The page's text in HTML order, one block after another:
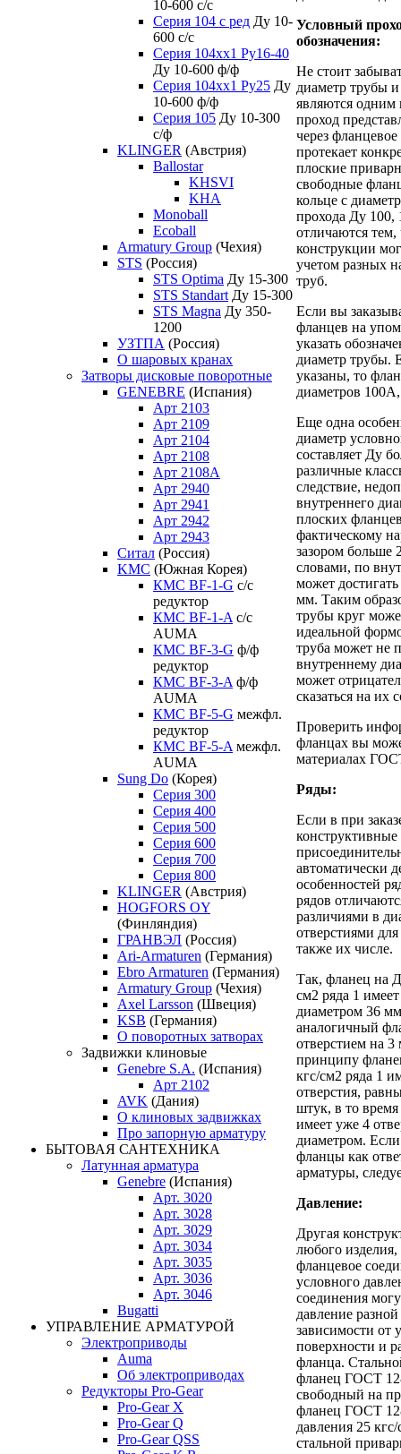
10-600 с/с
Серия 104 с ред Ду 10-
600 с/с
Серия 104xx1 Ру16-40
Ду 10-600 ф/ф
Серия 104xx1 Ру25 Ду
10-600 ф/ф
Серия 105 Ду 10-300
с/ф
KLINGER (Австрия)
Ballostar
KHSVI
KHA
Monoball
Ecoball
Armatury Group (Чехия)
STS (Россия)
STS Optima Ду 15-300
STS Standart Ду 15-300
STS Magna Ду 350-
1200
УЗТПА (Россия)
О шаровых кранах
Затворы дисковые поворотные
GENEBRE (Испания)
Арт 2103
Арт 2109
Арт 2104
Арт 2108
Арт 2108A
Арт 2940
Арт 2941
Арт 2942
Арт 2943
Ситал (Россия)
KMC (Южная Корея)
КМС BF-1-G с/с
редуктор
КМС BF-1-A с/с
AUMA
КМС BF-3-G ф/ф
редуктор
КМС BF-3-A ф/ф
AUMA
КМС BF-5-G межфл.
редуктор
КМС BF-5-A межфл.
AUMA
Sung Do (Корея)
Серия 300
Серия 400
Серия 500
Серия 600
Серия 700
Серия 800
KLINGER (Австрия)
HOGFORS OY
(Финляндия)
ГРАНВЭЛ (Россия)
Ari-Armaturen (Германия)
Ebro Armaturen (Германия)
Armatury Group (Чехия)
Axel Larsson (Швеция)
KSB (Германия)
О поворотных затворах
Задвижки клиновые
Genebre S.A. (Испания)
Арт 2102
AVK (Дания)
О клиновых задвижках
Про запорную арматуру
БЫТОВАЯ САНТЕХНИКА
Латунная арматура
Genebre (Испания)
Арт. 3020
Арт. 3028
Арт. 3029
Арт. 3034
Арт. 3035
Арт. 3036
Арт. 3046
Bugatti
УПРАВЛЕНИЕ АРМАТУРОЙ
Электроприводы
Auma
Об электроприводах
Редукторы Pro-Gear
Pro-Gear X
Pro-Gear Q
Pro-Gear QSS
Условный
обозначения:
Не стоит
диаметр трубы
являются
проход
через
протекает
плоские
свободные
кольце с
прохода Ду 100,
отличаются тем,
конструкции
учетом разных
труб.
Если вы
фланцев на
указать
диаметр трубы.
указаны, то
диаметров
Еще одна
диаметр
составляет Ду
различные
следствие,
внутреннего
плоских
фактическому
зазором
словами, по
может
мм. Таким
трубы круг
идеальной
труба может не
внутреннему
может
сказаться на их
Проверить
фланцах вы
материалах
Ряды:
Если в при
конструктивные
автоматически
особенностей
рядов
различиями в
отверстиями
также их числе.
Так, фланец на
см2 ряда 1
диаметром 36
аналогичный
отверстием на
принципу
кгс/см2 ряда 1
отверстия,
штук, в то
имеет уже 4
диаметром.
фланцы как
арматуры,
Давление:
Другая
любого
фланцевое
условного
соединения
давление
зависимости от
поверхности и
фланца.
фланец ГОСТ
свободный на
фланец ГОСТ
давления 25
стальной